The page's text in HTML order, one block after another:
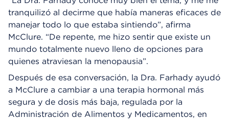
tranquilizó al decirme que había maneras eficaces de
manejar todo lo que estaba sintiendo”, afirma
McClure. “De repente, me hizo sentir que existe un
mundo totalmente nuevo lleno de opciones para
quienes atraviesan la menopausia”.
Después de esa conversación, la Dra. Farhady ayudó
a McClure a cambiar a una terapia hormonal más
segura y de dosis más baja, regulada por la
Administración de Alimentos y Medicamentos, en